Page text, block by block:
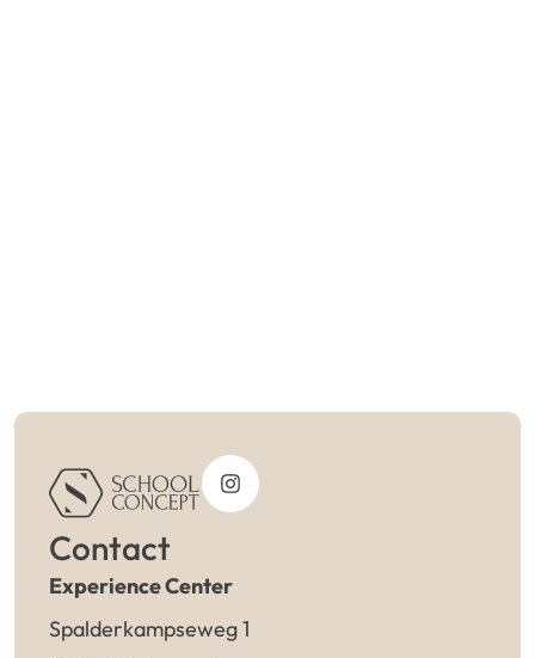
Contact
Experience Center
Spalderkampseweg 1